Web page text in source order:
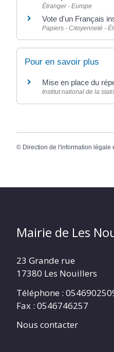
Étranger - Europe
Vote d'un Français
Papiers - Citoyenneté -
Pour en savoir plus
Mise en place du
Institut national de la
© Direction de l'information légale
Mairie de Les
23 Grande rue
17380 Les Nouillers
Téléphone :
Fax : 0546746257
Nous contacter